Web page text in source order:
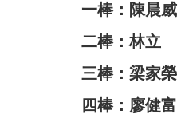
一棒：陳晨威
二棒：林立
三棒：梁家榮
四棒：廖健富